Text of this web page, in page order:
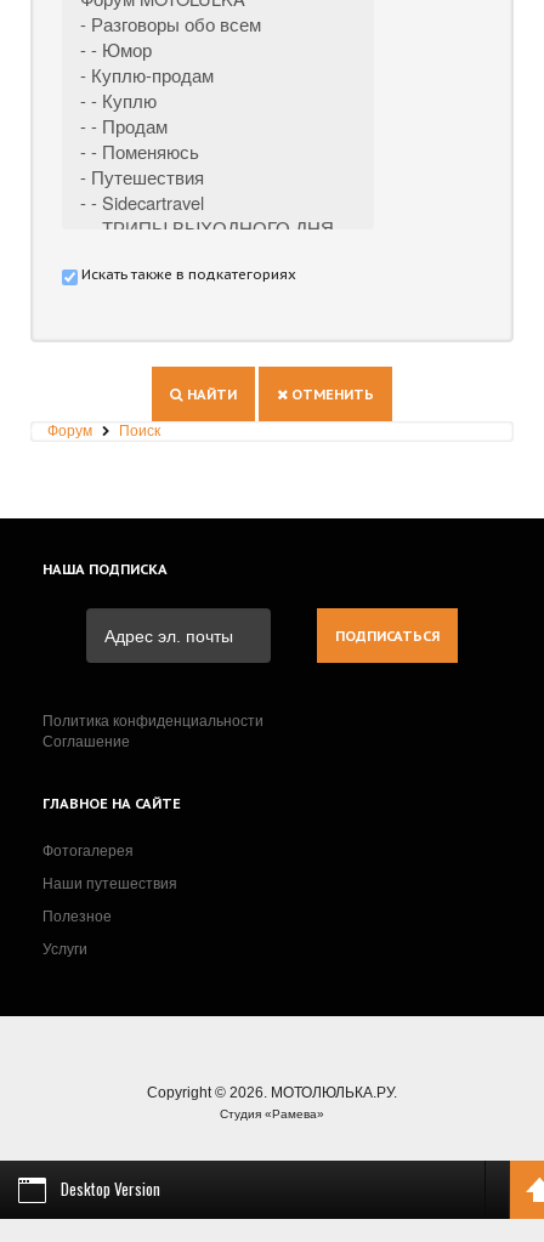
Искать также в подкатегориях
НАЙТИ ОТМЕНИТЬ
Форум Поиск
НАША ПОДПИСКА
Политика конфиденциальности
Соглашение
ГЛАВНОЕ НА САЙТЕ
Фотогалерея
Наши путешествия
Полезное
Услуги
Copyright © 2026. МОТОЛЮЛЬКА.РУ.
Студия «Рамева»
Desktop Version